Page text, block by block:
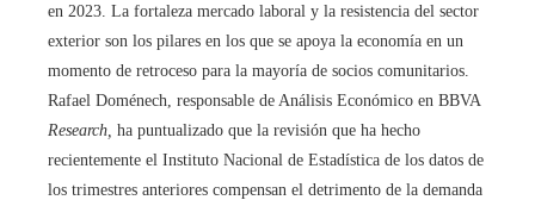
en 2023. La fortaleza mercado laboral y la resistencia del sector
exterior son los pilares en los que se apoya la economía en un
momento de retroceso para la mayoría de socios comunitarios.
Rafael Doménech, responsable de Análisis Económico en BBVA
Research, ha puntualizado que la revisión que ha hecho
recientemente el Instituto Nacional de Estadística de los datos de
los trimestres anteriores compensan el detrimento de la demanda